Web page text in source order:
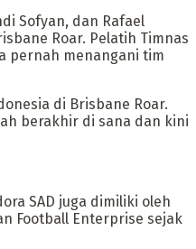
Sofyan, dan Rafael
Roar. Pelatih Timnas
pernah menangani tim
di Brisbane Roar.
berakhir di sana dan kini
SAD juga dimiliki oleh
Football Enterprise sejak